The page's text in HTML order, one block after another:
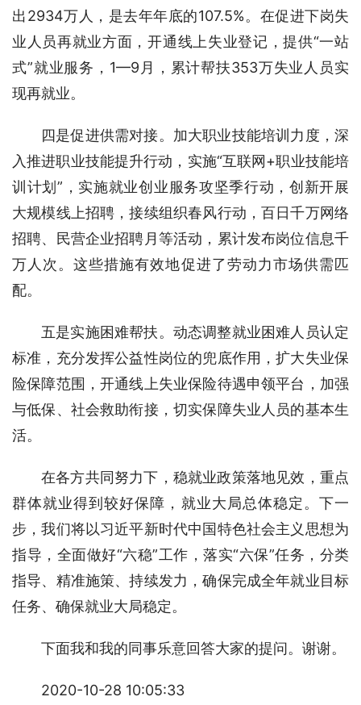
出2934万人，是去年年底的107.5%。在促进下岗失
业人员再就业方面，开通线上失业登记，提供“一站
式”就业服务，1—9月，累计帮扶353万失业人员实
现再就业。
四是促进供需对接。加大职业技能培训力度，深
入推进职业技能提升行动，实施“互联网+职业技能培
训计划”，实施就业创业服务攻坚季行动，创新开展
大规模线上招聘，接续组织春风行动，百日千万网络
招聘、民营企业招聘月等活动，累计发布岗位信息千
万人次。这些措施有效地促进了劳动力市场供需匹
配。
五是实施困难帮扶。动态调整就业困难人员认定
标准，充分发挥公益性岗位的兜底作用，扩大失业保
险保障范围，开通线上失业保险待遇申领平台，加强
与低保、社会救助衔接，切实保障失业人员的基本生
活。
在各方共同努力下，稳就业政策落地见效，重点
群体就业得到较好保障，就业大局总体稳定。下一
步，我们将以习近平新时代中国特色社会主义思想为
指导，全面做好“六稳”工作，落实“六保”任务，分类
指导、精准施策、持续发力，确保完成全年就业目标
任务、确保就业大局稳定。
下面我和我的同事乐意回答大家的提问。谢谢。
2020-10-28 10:05:33